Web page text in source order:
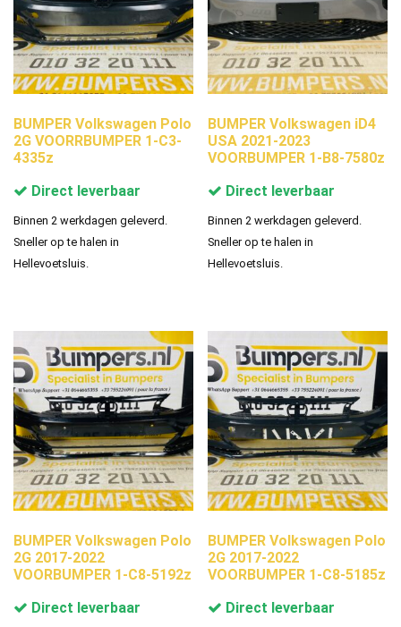
BUMPER Volkswagen Polo
2G VOORRBUMPER 1-C3-
4335z
Direct leverbaar
Binnen 2 werkdagen geleverd.
Sneller op te halen in
Hellevoetsluis.
BUMPER Volkswagen iD4
USA 2021-2023
VOORBUMPER 1-B8-7580z
Direct leverbaar
Binnen 2 werkdagen geleverd.
Sneller op te halen in
Hellevoetsluis.
BUMPER Volkswagen Polo
2G 2017-2022
VOORBUMPER 1-C8-5192z
Direct leverbaar
BUMPER Volkswagen Polo
2G 2017-2022
VOORBUMPER 1-C8-5185z
Direct leverbaar